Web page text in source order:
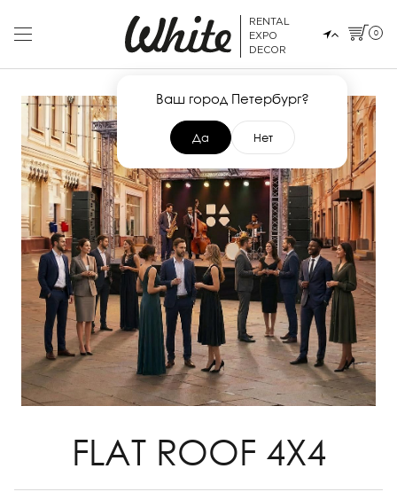
RENTAL
EXPO
DECOR
Ваш город Петербург?
Да Нет
0
FLAT ROOF 4X4